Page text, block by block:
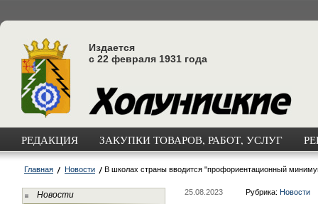
Издается
с 22 февраля 1931 года
РЕДАКЦИЯ ЗАКУПКИ ТОВАРОВ, РАБОТ, УСЛУГ
Главная Новости В школах страны вводится "профориентационный
Новости
25.08.2023 Рубрика: Новости